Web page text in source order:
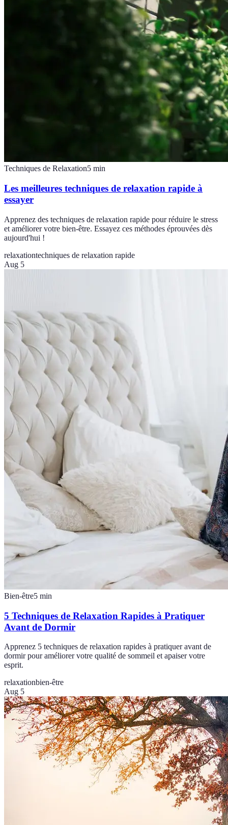
Techniques de Relaxation5 min
Les meilleures techniques de relaxation rapide à
essayer
Apprenez des techniques de relaxation rapide pour réduire le stress
et améliorer votre bien-être. Essayez ces méthodes éprouvées dès
aujourd'hui !
relaxationtechniques de relaxation rapide
Aug 5
Bien-être5 min
5 Techniques de Relaxation Rapides à Pratiquer
Avant de Dormir
Apprenez 5 techniques de relaxation rapides à pratiquer avant de
dormir pour améliorer votre qualité de sommeil et apaiser votre
esprit.
relaxationbien-être
Aug 5